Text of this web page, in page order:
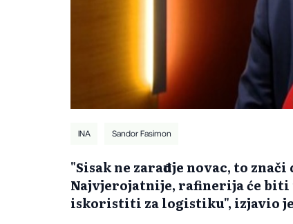
INA Sandor Fasimon
"Sisak ne zarađuje novac, to
Najvjerojatnije, rafinerija će biti
iskoristiti za logistiku", izjavio